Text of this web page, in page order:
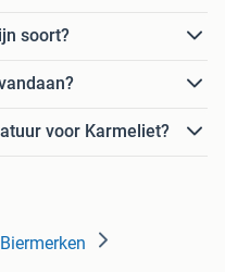
soort?
voor Karmeliet?
Biermerken